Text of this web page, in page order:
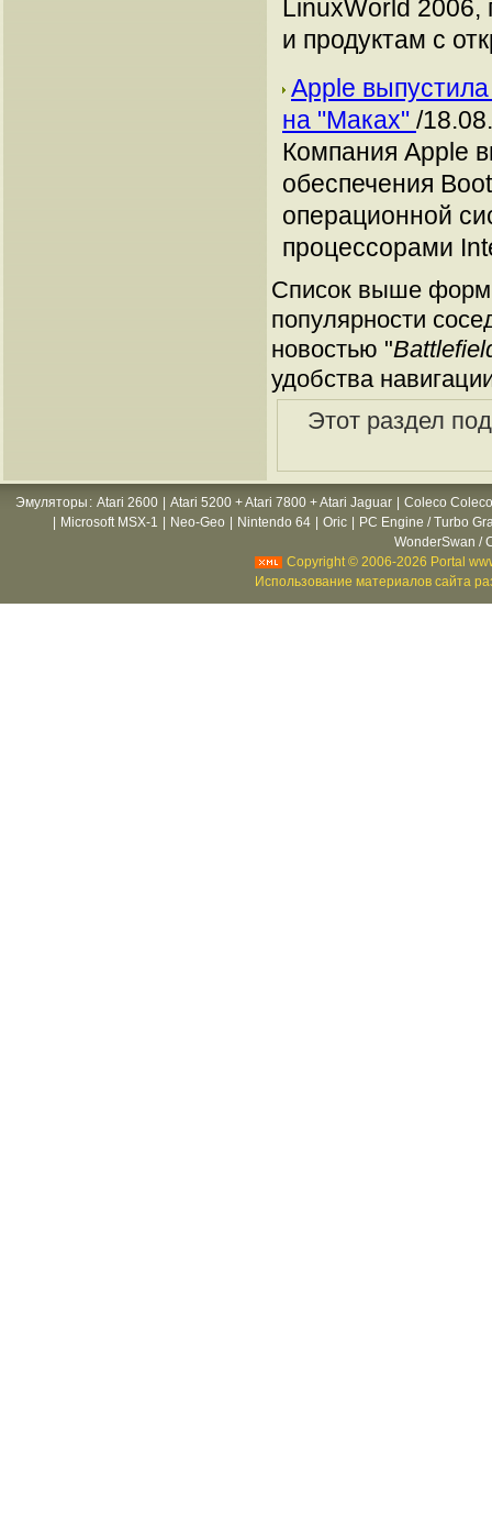
LinuxWorld
и продуктам с
Apple
на "Маках" /
Компания Apple
обеспечения
операционной
процессорами
Список выше
популярности
новостью "
удобства
Этот раздел
Эмуляторы : Atari 2600 Atari 5200 + Atari 7800 + Atari Jaguar
Coleco
Microsoft MSX-1 Neo-Geo Nintendo 64 Oric
PC Engine / Turbo
WonderSwan /
Copyright © 2006-2026 Portal
Использование материалов сайта